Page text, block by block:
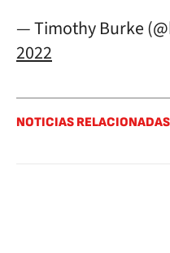
— Timothy Burke
2022
NOTICIAS RELACIONADAS